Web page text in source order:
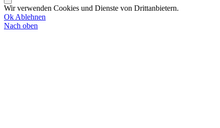
Wir verwenden Cookies und Dienste von Drittanbietern.
Ok Ablehnen
Nach oben